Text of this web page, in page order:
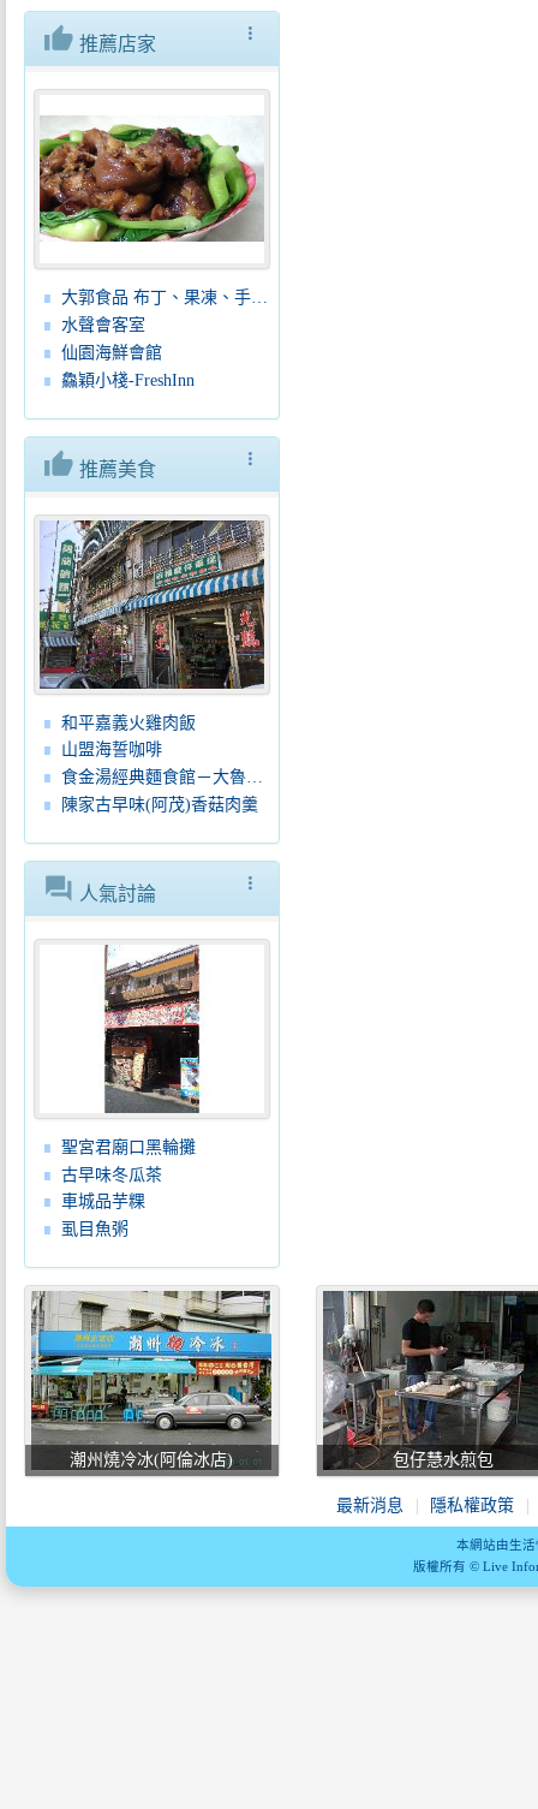
more_vert
thumb_up 推薦店家
大郭食品 布丁、果凍、手工餅乾、蛋糕、麵包
水聲會客室
仙園海鮮會館
鱻穎小棧-FreshInn
more_vert
thumb_up 推薦美食
和平嘉義火雞肉飯
山盟海誓咖啡
食金湯經典麵食館－大魯閣店
陳家古早味(阿茂)香菇肉羹
more_vert
forum 人氣討論
聖宮君廟口黑輪攤
古早味冬瓜茶
車城品芋粿
虱目魚粥
潮州燒冷冰(阿倫冰店) 包仔慧水煎包
最新消息 隱私權政策
本網站由生
版權所有 © Live